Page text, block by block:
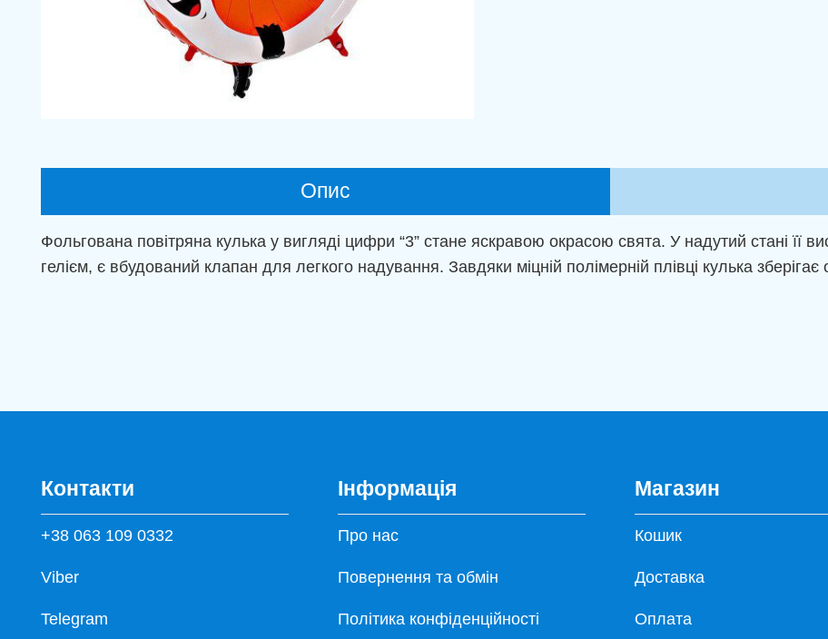
Опис
Фольгована повітряна кулька у вигляді цифри “3” стане яскравою окрасою свята. У надутий стані її
гелієм, є вбудований клапан для легкого надування. Завдяки міцній полімерній плівці кулька
Контакти
+38 063 109 0332
Viber
Telegram
Інформація
Про нас
Повернення та обмін
Політика конфіденційності
Магазин
Кошик
Доставка
Оплата